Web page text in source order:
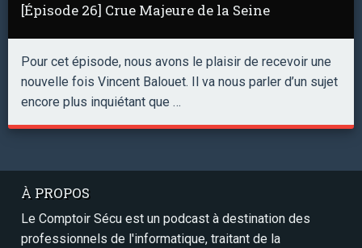
[Épisode 26] Crue Majeure de la Seine
Pour cet épisode, nous avons le plaisir de recevoir une
nouvelle fois Vincent Balouet. Il va nous parler d’un sujet
encore plus inquiétant que …
À PROPOS
Le Comptoir Sécu est un podcast à destination des
professionnels de l'informatique, traitant de la